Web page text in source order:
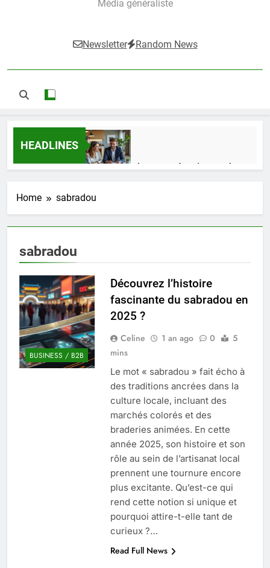
Média généraliste
Newsletter Random News
HEADLINES
Guide complet pour réussir un achat
2 Semaines Ago
Quel est le salaire de Myriam Seurat en
2025 ?
4 Mois Ago
Okrami : comprendre ses
fonctionnalités clés et avantages
4 Mois Ago
Découvrez notre test d’orientation
gratuit spécialement conçu pour
collégiens et lycéens
4 Mois Ago
Liste complète des marques
rezoactif.com à connaître en 2025
Home sabradou
sabradou
BUSINESS / B2B
Découvrez l’histoire
fascinante du sabradou en
2025 ?
Celine 1 an ago 0
5
mins
Le mot « sabradou » fait écho à
des traditions ancrées dans la
culture locale, incluant des
marchés colorés et des
braderies animées. En cette
année 2025, son histoire et son
rôle au sein de l’artisanat local
prennent une tournure encore
plus excitante. Qu’est-ce qui
rend cette notion si unique et
pourquoi attire-t-elle tant de
curieux ?…
Read Full News